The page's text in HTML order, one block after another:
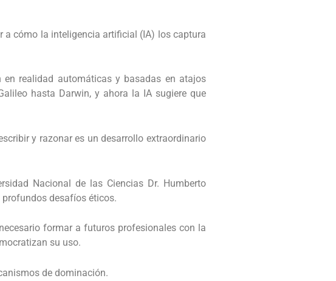
a cómo la inteligencia artificial (IA) los captura
en realidad automáticas y basadas en atajos
hasta Darwin, y ahora la IA sugiere que
y razonar es un desarrollo extraordinario
Nacional de las Ciencias Dr. Humberto
desafíos éticos.
formar a futuros profesionales con la
su uso.
de dominación.